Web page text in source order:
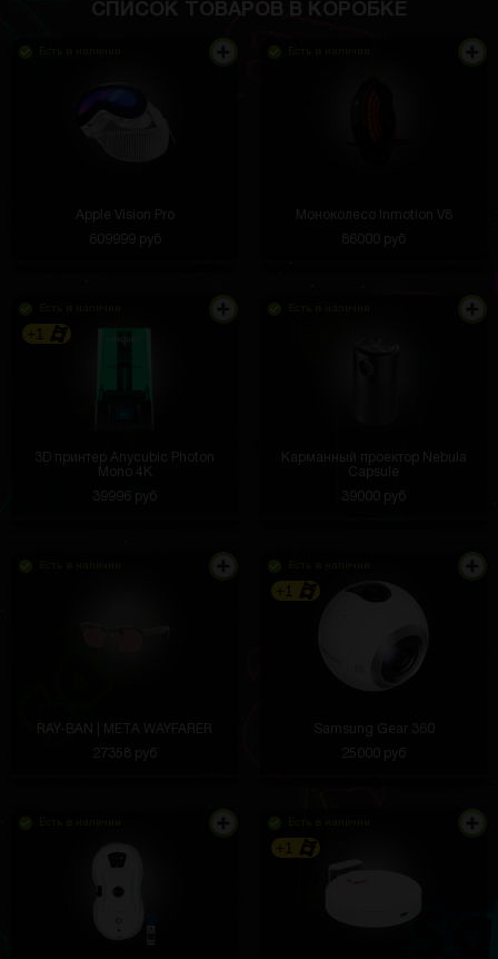
СПИСОК ТОВАРОВ В КОРОБКЕ
Apple Vision Pro
609999 руб
Моноколесо Inmotion V8
86000 руб
+1
3D принтер Anycubic Photon
Mono 4K
39996 руб
Карманный проектор Nebula
Capsule
39000 руб
RAY-BAN | META WAYFARER
27358 руб
+1
Samsung Gear 360
25000 руб
+1